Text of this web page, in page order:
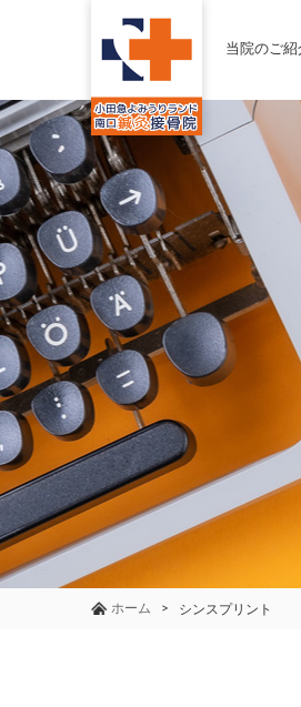
当院のご紹
ホーム シンスプリント